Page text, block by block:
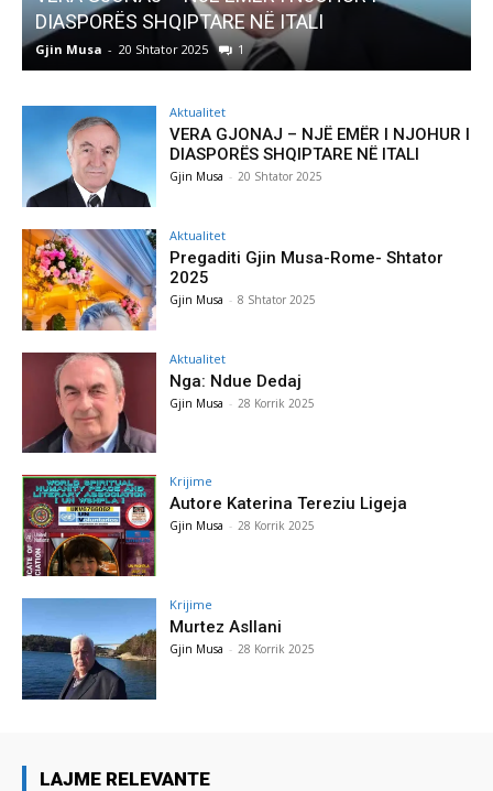
Pregaditi Gjin Musa-Rome- Shtator 2025
Gjin Musa - 8 Shtator 2025 0
Aktualitet
VERA GJONAJ – NJË EMËR I NJOHUR I
DIASPORËS SHQIPTARE NË ITALI
Gjin Musa - 20 Shtator 2025
Aktualitet
Pregaditi Gjin Musa-Rome- Shtator
2025
Gjin Musa - 8 Shtator 2025
Aktualitet
Nga: Ndue Dedaj
Gjin Musa - 28 Korrik 2025
Krijime
Autore Katerina Tereziu Ligeja
Gjin Musa - 28 Korrik 2025
Krijime
Murtez Asllani
Gjin Musa - 28 Korrik 2025
LAJME RELEVANTE